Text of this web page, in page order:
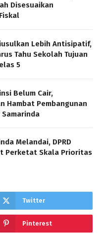
Disesuaikan
Lebih Antisipatif,
Tahu Sekolah Tujuan
5
Belum Cair,
Hambat Pembangunan
Melandai, DPRD
Perketat Skala Prioritas
Twitter
Pinterest